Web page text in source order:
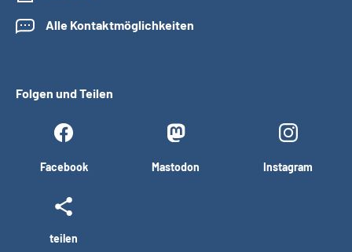
Alle Kontaktmöglichkeiten
Folgen und Teilen
Facebook Mastodon Instagram
teilen